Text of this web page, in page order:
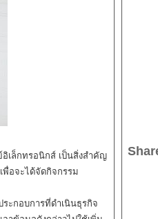
เล็กทรอนิกส์ เป็นสิ่งสำคัญ
พื่อจะได้จัดกิจกรรม
ะกอบการที่ดำเนินธุรกิจ